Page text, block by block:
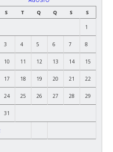
S T Q Q S S
1
3 4 5 6 7 8
10 11 12 13 14 15
17 18 19 20 21 22
24 25 26 27 28 29
31